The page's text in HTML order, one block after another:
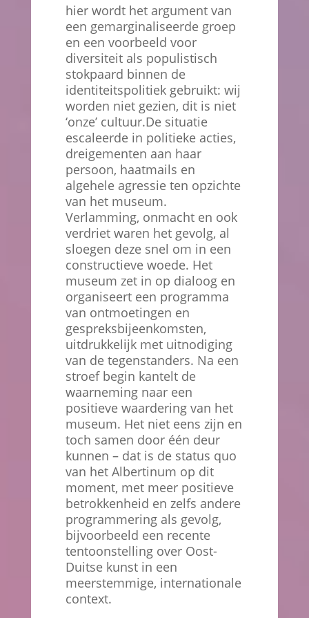
hier wordt het argument van
een gemarginaliseerde groep
en een voorbeeld voor
diversiteit als populistisch
stokpaard binnen de
identiteitspolitiek gebruikt: wij
worden niet gezien, dit is niet
‘onze’ cultuur.De situatie
escaleerde in politieke acties,
dreigementen aan haar
persoon, haatmails en
algehele agressie ten opzichte
van het museum.
Verlamming, onmacht en ook
verdriet waren het gevolg, al
sloegen deze snel om in een
constructieve woede. Het
museum zet in op dialoog en
organiseert een programma
van ontmoetingen en
gespreksbijeenkomsten,
uitdrukkelijk met uitnodiging
van de tegenstanders. Na een
stroef begin kantelt de
waarneming naar een
positieve waardering van het
museum. Het niet eens zijn en
toch samen door één deur
kunnen – dat is de status quo
van het Albertinum op dit
moment, met meer positieve
betrokkenheid en zelfs andere
programmering als gevolg,
bijvoorbeeld een recente
tentoonstelling over Oost-
Duitse kunst in een
meerstemmige, internationale
context.